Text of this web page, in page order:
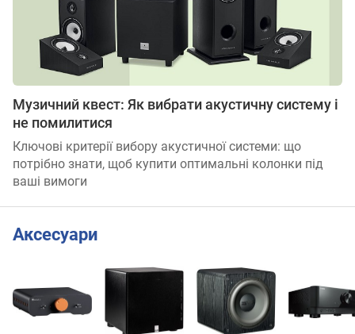
Музичний квест: Як вибрати акустичну систему і
не помилитися
Ключові критерії вибору акустичної системи: що
потрібно знати, щоб купити оптимальні колонки під
ваші вимоги
Аксесуари